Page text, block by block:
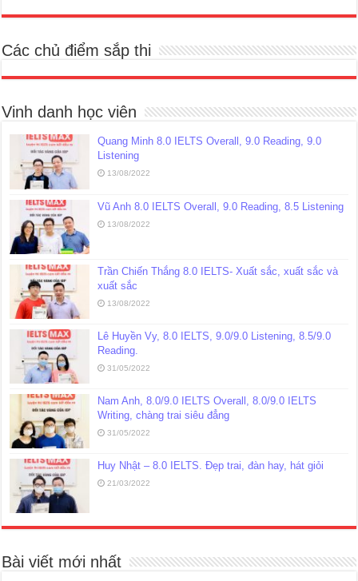
Các chủ điểm sắp thi
Vinh danh học viên
Quang Minh 8.0 IELTS Overall, 9.0 Reading, 9.0
Listening
13/08/2022
Vũ Anh 8.0 IELTS Overall, 9.0 Reading, 8.5 Listening
13/08/2022
Trần Chiến Thắng 8.0 IELTS- Xuất sắc, xuất sắc và
xuất sắc
13/08/2022
Lê Huyền Vy, 8.0 IELTS, 9.0/9.0 Listening, 8.5/9.0
Reading.
31/05/2022
Nam Anh, 8.0/9.0 IELTS Overall, 8.0/9.0 IELTS
Writing, chàng trai siêu đẳng
31/05/2022
Huy Nhật – 8.0 IELTS. Đẹp trai, đàn hay, hát giỏi
21/03/2022
Bài viết mới nhất